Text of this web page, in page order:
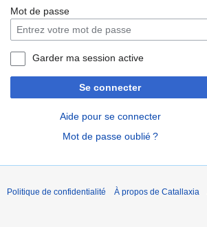
navigation
recherche
Mot de passe
Garder ma session active
Se connecter
Aide pour se connecter
Mot de passe oublié ?
Politique de confidentialité À propos de Catallaxia